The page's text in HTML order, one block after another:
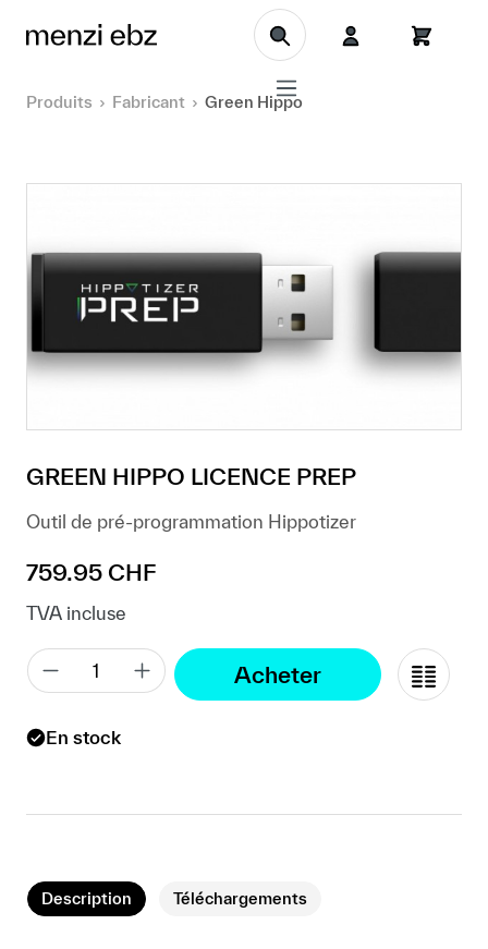
Aller au contenu principal
Produits Fabricant Green Hippo
GREEN HIPPO LICENCE PREP
Outil de pré-programmation Hippotizer
Prix régulier :
759.95 CHF
TVA incluse
Acheter
En stock
Description Téléchargements